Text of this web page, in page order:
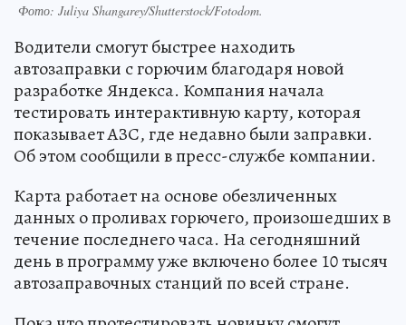
Фото: Juliya Shangarey/Shutterstock/Fotodom.
Водители смогут быстрее находить
автозаправки с горючим благодаря новой
разработке Яндекса. Компания начала
тестировать интерактивную карту, которая
показывает АЗС, где недавно были заправки.
Об этом сообщили в пресс-службе компании.
Карта работает на основе обезличенных
данных о проливах горючего, произошедших в
течение последнего часа. На сегодняшний
день в программу уже включено более 10 тысяч
автозаправочных станций по всей стране.